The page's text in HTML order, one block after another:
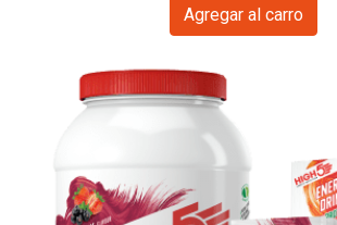
Agregar al carro